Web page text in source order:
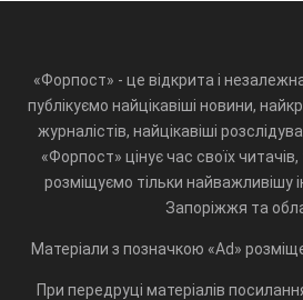
«Форпост» - це відкрита і
публікуємо найцікавіші новини,
журналістів, найцікавіші
«Форпост» цінує час своїх
розміщуємо тільки найважливішу
Запоріжжя та
Матеріали з позначкою «Ad»
При передруці матеріалів